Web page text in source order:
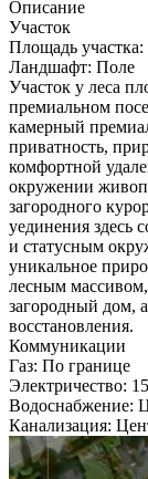
Описание
Участок
Площадь участка:
Ландшафт: Поле
Участок у леса
премиальном
камерный
приватность,
комфортной
окружении
загородного
уединения здесь
и статусным
уникальное
лесным
загородный дом,
восстановления.
Коммуникации
Газ: По границе
Электричество:
Водоснабжение:
Канализация: